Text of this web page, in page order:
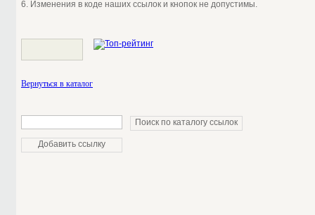
6. Изменения в коде наших ссылок и кнопок не допустимы.
Вернуться в каталог